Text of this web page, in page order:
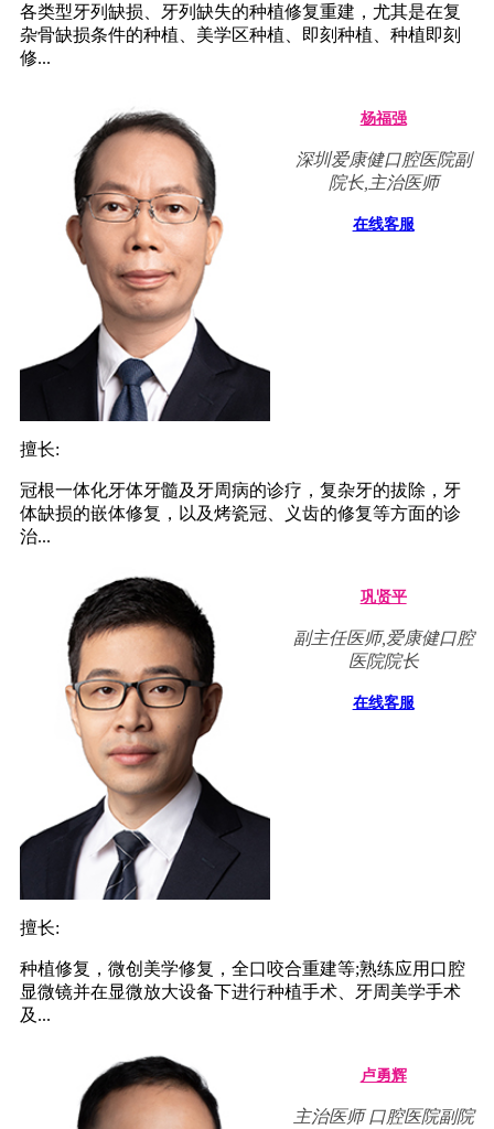
各类型牙列缺损、牙列缺失的种植修复重建，尤其是在复
杂骨缺损条件的种植、美学区种植、即刻种植、种植即刻
修...
杨福强
深圳爱康健口腔医院副
院长,主治医师
在线客服
擅长:
冠根一体化牙体牙髓及牙周病的诊疗，复杂牙的拔除，牙
体缺损的嵌体修复，以及烤瓷冠、义齿的修复等方面的诊
治...
巩贤平
副主任医师,爱康健口腔
医院院长
在线客服
擅长:
种植修复，微创美学修复，全口咬合重建等;熟练应用口腔
显微镜并在显微放大设备下进行种植手术、牙周美学手术
及...
卢勇辉
主治医师 口腔医院副院